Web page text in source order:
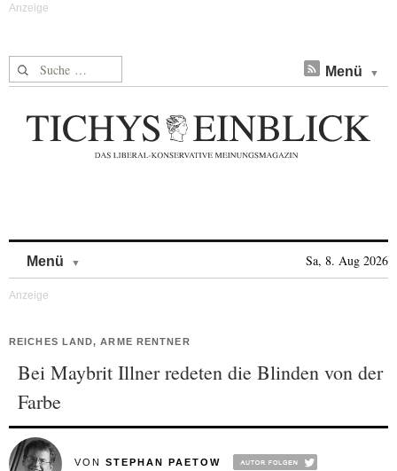
Suche nach: Menü
Menü Sa, 8. Aug 2026
REICHES LAND, ARME RENTNER
Bei Maybrit Illner redeten die Blinden von der
Farbe
VON STEPHAN PAETOW